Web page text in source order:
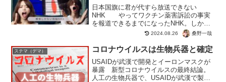
日本国旗に君が代すら放送できない
NHK やってワクチン薬害訴訟の事実
を報道できるまでになったNHK。しかし
東京オリンピックでは放送局としての低
水準ぶりを露呈。腐りきった性根だから
か、肝心な日の丸＆君が代すらロクに放
送できず。さすが受信料を...
2024.08.26 桑野一哉
ステマ（デマ） コロナウイルスは生物兵器と確定
USAIDが武漢で開発とイーロンマスクが
暴露 新型コロナウイルスの最終結論。
人工の生物兵器で、USAIDが武漢で製造